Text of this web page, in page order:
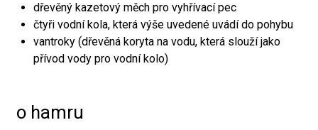
dřevěný kazetový měch pro vyhřívací pec
čtyři vodní kola, která výše uvedené uvádí do pohybu
vantroky (dřevěná koryta na vodu, která slouží jako
přívod vody pro vodní kolo)
o hamru